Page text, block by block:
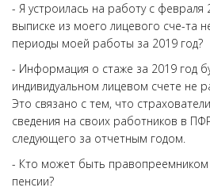
- Я устроилась на работу с февраля
выписке из моего лицевого сче-та
периоды моей работы за 2019 год?
- Информация о стаже за 2019 год
индивидуальном лицевом счете не
Это связано с тем, что
сведения на своих работников в
следующего за отчетным годом.
- Кто может быть
пенсии?